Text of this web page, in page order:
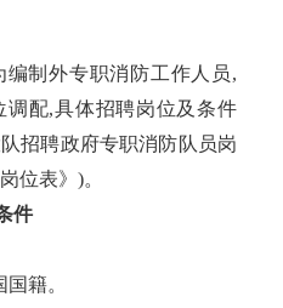
编制外专职消防工作人员,
调配,具体招聘岗位及条件
招聘政府专职消防队员岗
位表》)。
件
籍。